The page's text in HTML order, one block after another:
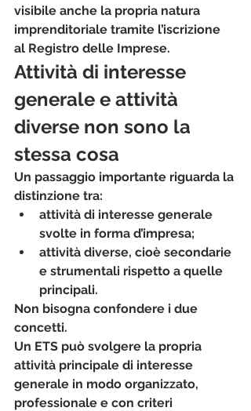
visibile anche la propria natura
imprenditoriale tramite l’iscrizione
al Registro delle Imprese.
Attività di interesse
generale e attività
diverse non sono la
stessa cosa
Un passaggio importante riguarda la
distinzione tra:
attività di interesse generale
svolte in forma d’impresa;
attività diverse, cioè secondarie
e strumentali rispetto a quelle
principali.
Non bisogna confondere i due
concetti.
Un ETS può svolgere la propria
attività principale di interesse
generale in modo organizzato,
professionale e con criteri